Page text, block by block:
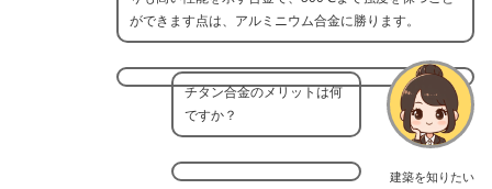
ができます点は、アルミニウム合金に勝ります。
建築を知りたい
チタン合金のメリットは何
ですか？